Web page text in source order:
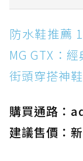
防水鞋推
MG GTX
頭穿搭神鞋
防水鞋推
防水鞋推
經典 Dunk
打折
防水鞋推薦
MG GTX：
街頭穿搭神鞋
購買通路：
建議售價：